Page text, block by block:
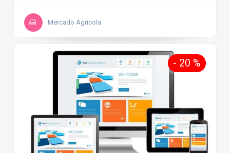
Mercado Agricola
- 20 %